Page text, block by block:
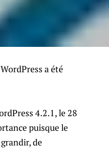
a été
4.2.1, le 28
puisque le
de